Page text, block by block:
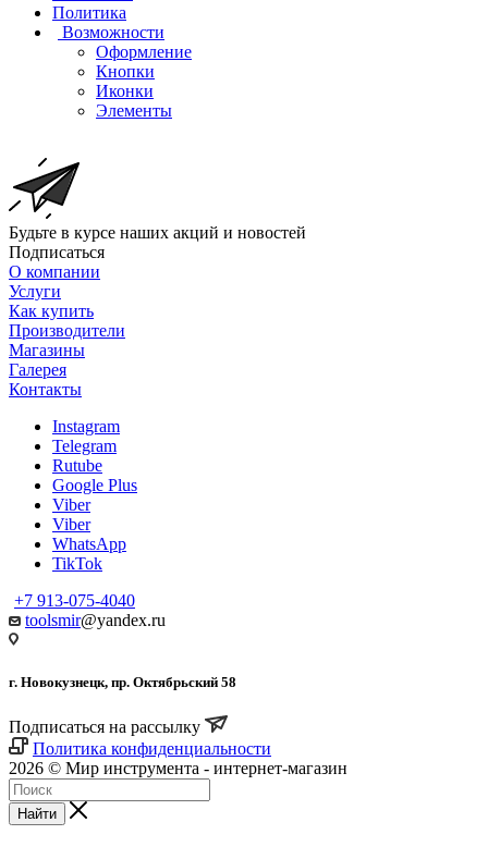
Политика
Возможности
Оформление
Кнопки
Иконки
Элементы
Будьте в курсе наших акций и новостей
Подписаться
О компании
Услуги
Как купить
Производители
Магазины
Галерея
Контакты
Instagram
Telegram
Rutube
Google Plus
Viber
Viber
WhatsApp
TikTok
+7 913-075-4040
toolsmir@yandex.ru
г. Новокузнецк, пр. Октябрьский 58
Подписаться на рассылку
Политика конфиденциальности
2026 © Мир инструмента - интернет-магазин
Найти